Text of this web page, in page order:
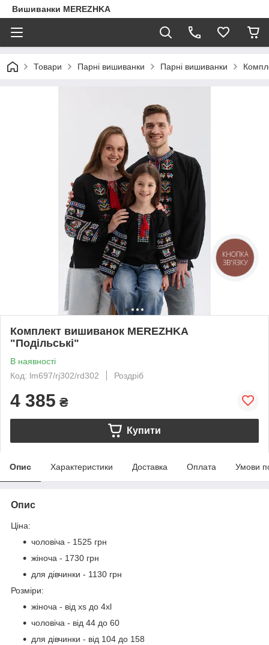
Вишиванки MEREZHKA
Товари Парні вишиванки Парні вишиванки
Комплект вишиванок MEREZHKA
"Подільські"
В наявності
Код: lm697/rj302/rd302
Роздріб
4 385 ₴
Купити
Опис Характеристики Доставка Оплата Умови
Опис
Ціна:
чоловіча - 1525 грн
жіноча - 1730 грн
для дівчинки - 1130 грн
Розміри:
жіноча - від xs до 4xl
чоловіча - від 44 до 60
для дівчинки - від 104 до 158
КНОПКА
ЗВ'ЯЗКУ